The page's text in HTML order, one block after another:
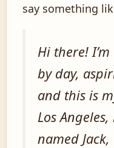
say something
Hi there!
by day,
and this is
Los
named